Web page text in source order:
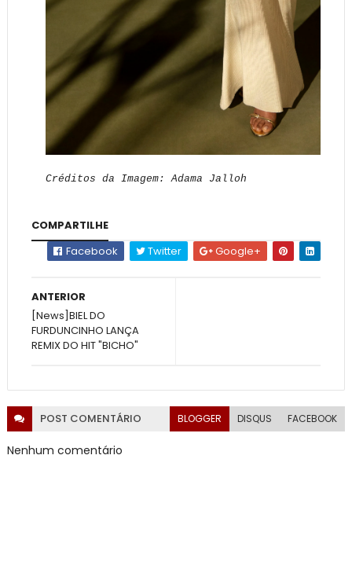
Créditos da Imagem: Adama Jalloh
COMPARTILHE
Facebook
Twitter Google+
ANTERIOR
[News]BIEL DO
FURDUNCINHO LANÇA
REMIX DO HIT "BICHO"
POST COMENTÁRIO BLOGGER DISQUS FACEBOOK
Nenhum comentário